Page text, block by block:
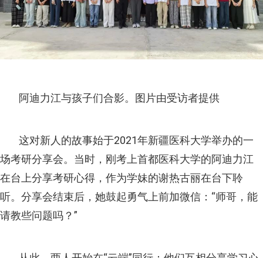
阿迪力江与孩子们合影。图片由受访者提供
这对新人的故事始于2021年新疆医科大学举办的一
场考研分享会。当时，刚考上首都医科大学的阿迪力江
在台上分享考研心得，作为学妹的谢热古丽在台下聆
听。分享会结束后，她鼓起勇气上前加微信：“师哥，能
请教些问题吗？”